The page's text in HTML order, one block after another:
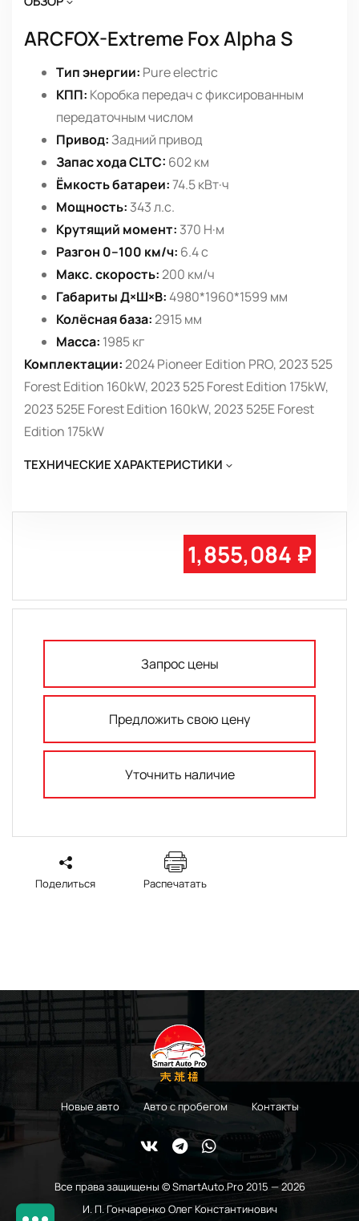
ARCFOX-Extreme Fox Alpha S
Тип энергии: Pure electric
КПП: Коробка передач с фиксированным
передаточным числом
Привод: Задний привод
Запас хода CLTC: 602 км
Ёмкость батареи:74.5 кВт·ч
Мощность: 343 л.с.
Крутящий момент: 370 Н·м
Разгон 0–100 км/ч: 6.4 с
Макс. скорость:200 км/ч
Габариты Д×Ш×В: 4980*1960*1599 мм
Колёсная база:2915 мм
Масса: 1985 кг
Комплектации:2024 Pioneer Edition PRO, 2023 525
Forest Edition 160kW, 2023 525 Forest Edition 175kW,
2023 525E Forest Edition 160kW, 2023 525E Forest
Edition 175kW
ТЕХНИЧЕСКИЕ ХАРАКТЕРИСТИКИ
1,855,084 ₽
Запрос цены
Предложить свою цену
Уточнить наличие
Поделиться Распечатать
Новые авто Авто с пробегом Контакты
Все права защищены © SmartAuto.Pro 2015 — 2026
И. П. Гончаренко Олег Константинович